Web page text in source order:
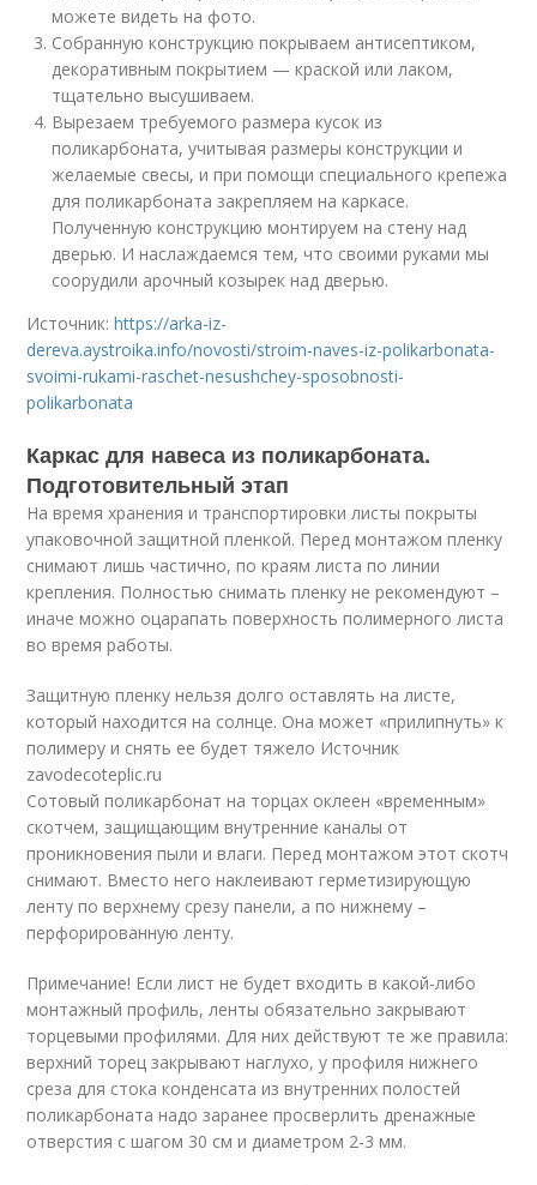
можете видеть на фото.
Собранную конструкцию покрываем антисептиком,
декоративным покрытием — краской или лаком,
тщательно высушиваем.
Вырезаем требуемого размера кусок из
поликарбоната, учитывая размеры конструкции и
желаемые свесы, и при помощи специального крепежа
для поликарбоната закрепляем на каркасе.
Полученную конструкцию монтируем на стену над
дверью. И наслаждаемся тем, что своими руками мы
соорудили арочный козырек над дверью.
Источник:https://arka-iz-
dereva.aystroika.info/novosti/stroim-naves-iz-polikarbonata-
svoimi-rukami-raschet-nesushchey-sposobnosti-
polikarbonata
Каркас для навеса из поликарбоната.
Подготовительный этап
На время хранения и транспортировки листы покрыты
упаковочной защитной пленкой. Перед монтажом пленку
снимают лишь частично, по краям листа по линии
крепления. Полностью снимать пленку не рекомендуют –
иначе можно оцарапать поверхность полимерного листа
во время работы.
Защитную пленку нельзя долго оставлять на листе,
который находится на солнце. Она может «прилипнуть» к
полимеру и снять ее будет тяжело Источник
zavodecoteplic.ru
Сотовый поликарбонат на торцах оклеен «временным»
скотчем, защищающим внутренние каналы от
проникновения пыли и влаги. Перед монтажом этот скотч
снимают. Вместо него наклеивают герметизирующую
ленту по верхнему срезу панели, а по нижнему –
перфорированную ленту.
Примечание! Если лист не будет входить в какой-либо
монтажный профиль, ленты обязательно закрывают
торцевыми профилями. Для них действуют те же правила:
верхний торец закрывают наглухо, у профиля нижнего
среза для стока конденсата из внутренних полостей
поликарбоната надо заранее просверлить дренажные
отверстия с шагом 30 см и диаметром 2-3 мм.